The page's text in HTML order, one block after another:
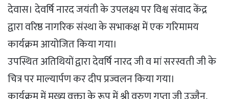
देवास। देवर्षि नारद जयंती के उपलक्ष्य पर विश्व संवाद केंद्र
द्वारा वरिष्ठ नागरिक संस्था के सभाकक्ष में एक गरिमामय
कार्यक्रम आयोजित किया गया।
उपस्थित अतिथियों द्वारा देवर्षि नारद जी व मां सरस्वती जी के
चित्र पर माल्यार्पण कर दीप प्रज्वलन किया गया।